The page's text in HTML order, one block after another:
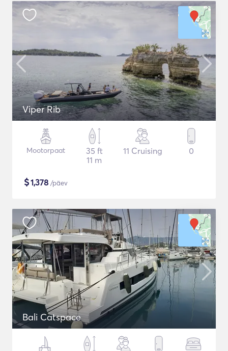
Viper Rib
Mootorpaat
35 ft
11 m
11 Cruising 0
$1,378 /päev
Bali Catspace